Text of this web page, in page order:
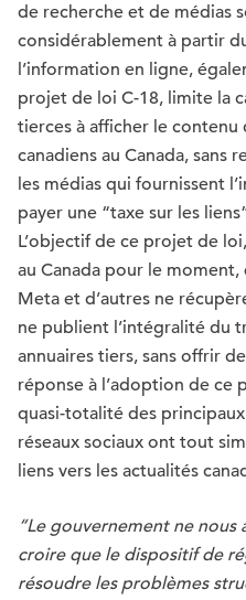
de recherche et de médias
considérablement à partir
l’information en ligne,
projet de loi C-18, limite la
tierces à afficher le contenu
canadiens au Canada, sans
les médias qui fournissent
payer une “taxe sur les
L’objectif de ce projet de
au Canada pour le
Meta et d’autres ne
ne publient l’intégralité du
annuaires tiers, sans offrir
réponse à l’adoption de ce
quasi-totalité des
réseaux sociaux ont tout
liens vers les actualités
“Le gouvernement ne nous
croire que le dispositif de
résoudre les problèmes